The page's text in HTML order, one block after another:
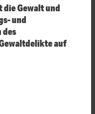
Gewalt und
und
des
auf